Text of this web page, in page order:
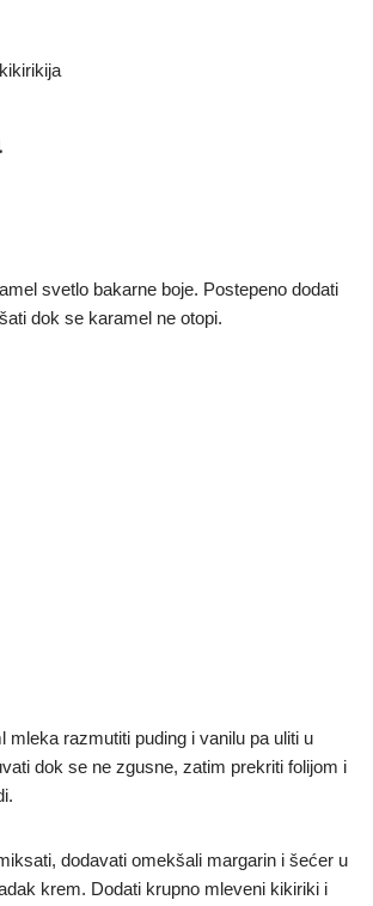
svetlo bakarne boje. Postepeno dodati
dok se karamel ne otopi.
mleka razmutiti puding i vanilu pa uliti u
dok se ne zgusne, zatim prekriti folijom i
dodavati omekšali margarin i šećer u
krem. Dodati krupno mleveni kikiriki i